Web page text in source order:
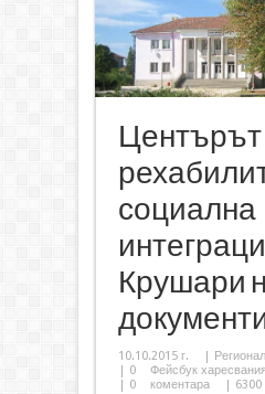
Центърът
социална
Крушари
10.10.2015 г.
0
Фейсбук харесвания
0 коментара | 6300